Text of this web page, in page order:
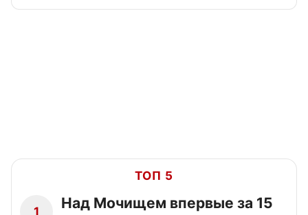
ТОП 5
1
Над Мочищем впервые за 15